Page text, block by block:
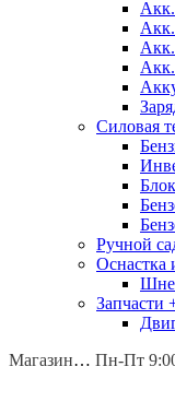
Силовая
Ручной
Оснастка
Запчасти
Магазины: Калуга
Пн-Пт